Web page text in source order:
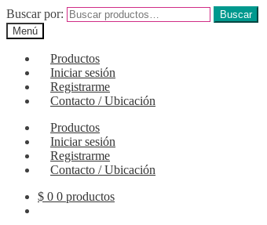
Buscar por:
Buscar
Menú
Productos
Iniciar sesión
Registrarme
Contacto / Ubicación
Productos
Iniciar sesión
Registrarme
Contacto / Ubicación
$ 0 0 productos